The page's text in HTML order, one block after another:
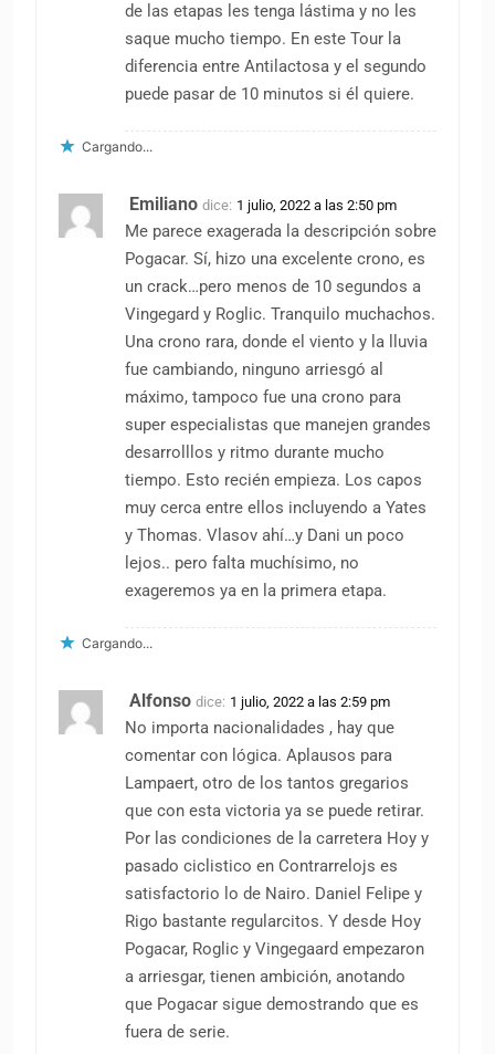
de las etapas les tenga lástima y no les
saque mucho tiempo. En este Tour la
diferencia entre Antilactosa y el segundo
puede pasar de 10 minutos si él quiere.
Cargando...
Emiliano dice: 1 julio, 2022 a las 2:50 pm
Me parece exagerada la descripción sobre
Pogacar. Sí, hizo una excelente crono, es
un crack…pero menos de 10 segundos a
Vingegard y Roglic. Tranquilo muchachos.
Una crono rara, donde el viento y la lluvia
fue cambiando, ninguno arriesgó al
máximo, tampoco fue una crono para
super especialistas que manejen grandes
desarrolllos y ritmo durante mucho
tiempo. Esto recién empieza. Los capos
muy cerca entre ellos incluyendo a Yates
y Thomas. Vlasov ahí…y Dani un poco
lejos.. pero falta muchísimo, no
exageremos ya en la primera etapa.
Cargando...
Alfonso dice: 1 julio, 2022 a las 2:59 pm
No importa nacionalidades , hay que
comentar con lógica. Aplausos para
Lampaert, otro de los tantos gregarios
que con esta victoria ya se puede retirar.
Por las condiciones de la carretera Hoy y
pasado ciclistico en Contrarrelojs es
satisfactorio lo de Nairo. Daniel Felipe y
Rigo bastante regularcitos. Y desde Hoy
Pogacar, Roglic y Vingegaard empezaron
a arriesgar, tienen ambición, anotando
que Pogacar sigue demostrando que es
fuera de serie.